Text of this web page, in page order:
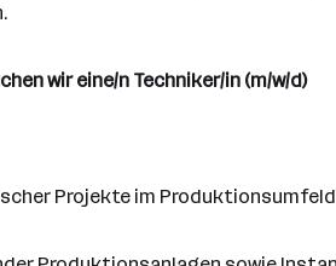
wir eine/n Techniker/in (m/w/d)
Projekte im